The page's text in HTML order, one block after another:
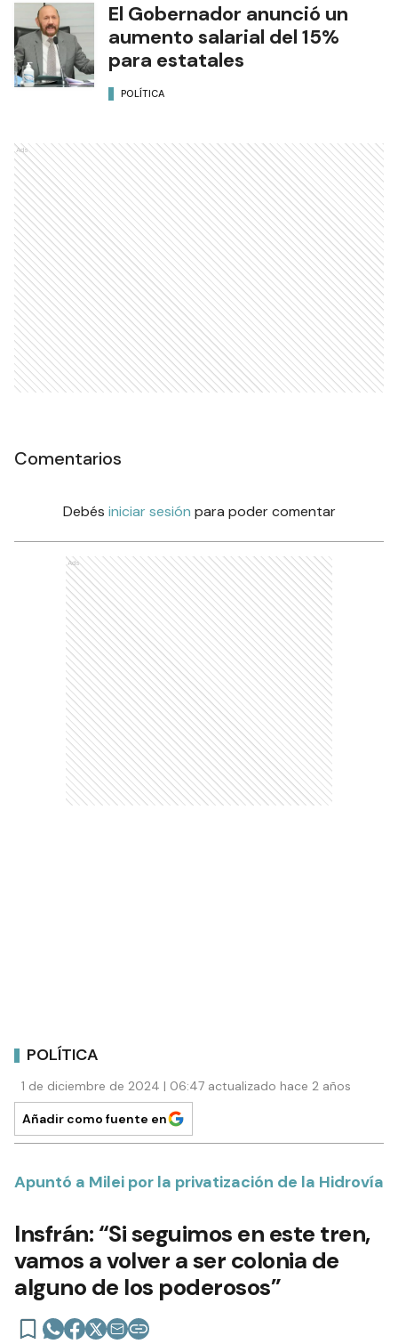
El Gobernador anunció un
aumento salarial del 15%
para estatales
POLÍTICA
Ads
Comentarios
Debés iniciar sesión para poder comentar
Ads
POLÍTICA
1 de diciembre de 2024 | 06:47 actualizado hace 2 años
Añadir como fuente en
Apuntó a Milei por la privatización de la Hidrovía
Insfrán: “Si seguimos en este tren,
vamos a volver a ser colonia de
alguno de los poderosos”